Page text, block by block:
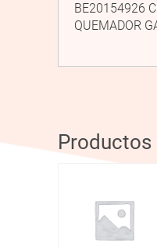
BE20154926
QUEMADOR